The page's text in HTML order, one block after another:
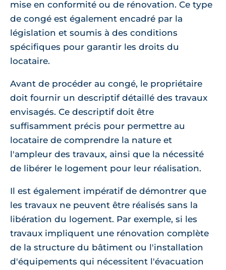
mise en conformité ou de rénovation. Ce type
de congé est également encadré par la
législation et soumis à des conditions
spécifiques pour garantir les droits du
locataire.
Avant de procéder au congé, le propriétaire
doit fournir un descriptif détaillé des travaux
envisagés. Ce descriptif doit être
suffisamment précis pour permettre au
locataire de comprendre la nature et
l'ampleur des travaux, ainsi que la nécessité
de libérer le logement pour leur réalisation.
Il est également impératif de démontrer que
les travaux ne peuvent être réalisés sans la
libération du logement. Par exemple, si les
travaux impliquent une rénovation complète
de la structure du bâtiment ou l'installation
d'équipements qui nécessitent l'évacuation